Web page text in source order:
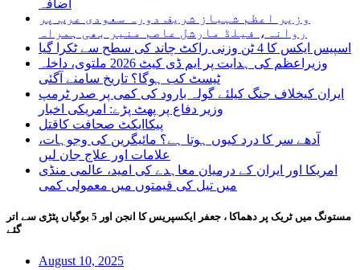
اضافہ
وزیر اعظم شہباز شریف دورہ سعودی عرب پر
روانہ، فیلڈ مارشل عاصم منیر بھی ہمراہ
اسپیس ایکس کا 4 ٹن وزنی راکٹ چاند کی سطح سے ٹکرا گیا
وزیراعظم کی ہدایت پر ایم ڈی کیٹ 2026 ملتوی، داخلہ
ٹیسٹ کب ہوگا؟ تاریخ سامنے آگئی
ایران کیخلاف جنگ کیلئے گولہ بارود کی کمی پر صدر ٹرمپ
وزیر دفاع پر پھٹ پڑے: امریکی اخبار
پیکاایکٹ صحافت کاقتل
آدھے سر کا درد کیوں ہوتا ہے؟ مائیگرین کی وجوہات،
علامات اور علاج جان لیں
امریکا اور ایران کے درمیان معاہدے کی امید، عالمی منڈی
میں تیل کی قیمتوں میں معمولی کمی
مستونگ میں ٹریک پر دھماکا ، جعفر ایکسپریس کا انجن اور 5 بوگیاں پٹڑی سے اتر
گئے
August 10, 2025